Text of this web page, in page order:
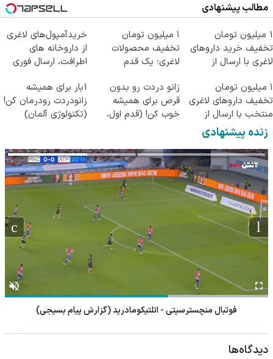
مطالب پیشنهادی
1 میلیون تومان
تخفیف خرید داروهای
لاغری با ارسال از
۱ میلیون تومان
تخفیف محصولات
لاغری؛ یک قدم
کاهش وزن
خریدآمپول‌های لاغری
از داروخانه های
اطرافت، ارسال فوری
۱ میلیون تومان
تخفیف داروهای لاغری
منتخب با ارسال از
داروخانه نزدیکت
زانو دردت رو بدون
قرص برای همیشه
خوب کن! (قدم اول،
1بار برای همیشه
زانودردت رودرمان کن!
(تکنولوژی آلمان)
زنده پیشنهادی
فوتبال منچسترسیتی - اتلتیکومادرید (گزارش پیام بسیجی)
دیدگاه‌ها